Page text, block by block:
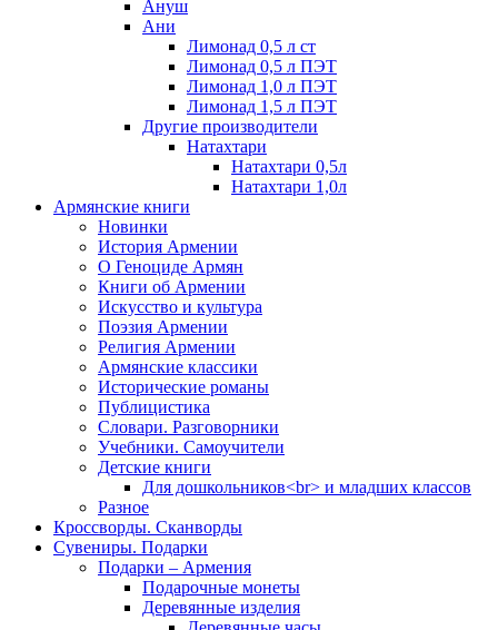
Ануш
Ани
Лимонад 0,5 л ст
Лимонад 0,5 л ПЭТ
Лимонад 1,0 л ПЭТ
Лимонад 1,5 л ПЭТ
Другие производители
Натахтари
Натахтари 0,5л
Натахтари 1,0л
Армянские книги
Новинки
История Армении
О Геноциде Армян
Книги об Армении
Иcкусство и культура
Поэзия Армении
Религия Армении
Армянские классики
Исторические романы
Публицистика
Словари. Разговорники
Учебники. Самоучители
Детские книги
Для дошкольников<br> и младших классов
Разное
Кроссворды. Сканворды
Сувениры. Подарки
Подарки – Армения
Подарочные монеты
Деревянные изделия